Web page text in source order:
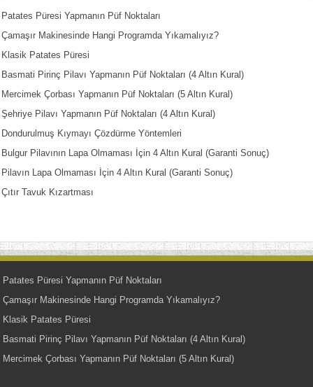
Patates Püresi Yapmanın Püf Noktaları
Çamaşır Makinesinde Hangi Programda Yıkamalıyız?
Klasik Patates Püresi
Basmati Pirinç Pilavı Yapmanın Püf Noktaları (4 Altın Kural)
Mercimek Çorbası Yapmanın Püf Noktaları (5 Altın Kural)
Şehriye Pilavı Yapmanın Püf Noktaları (4 Altın Kural)
Dondurulmuş Kıymayı Çözdürme Yöntemleri
Bulgur Pilavının Lapa Olmaması İçin 4 Altın Kural (Garanti Sonuç)
Pilavın Lapa Olmaması İçin 4 Altın Kural (Garanti Sonuç)
Çıtır Tavuk Kızartması
Patates Püresi Yapmanın Püf Noktaları
Çamaşır Makinesinde Hangi Programda Yıkamalıyız?
Klasik Patates Püresi
Basmati Pirinç Pilavı Yapmanın Püf Noktaları (4 Altın Kural)
Mercimek Çorbası Yapmanın Püf Noktaları (5 Altın Kural)